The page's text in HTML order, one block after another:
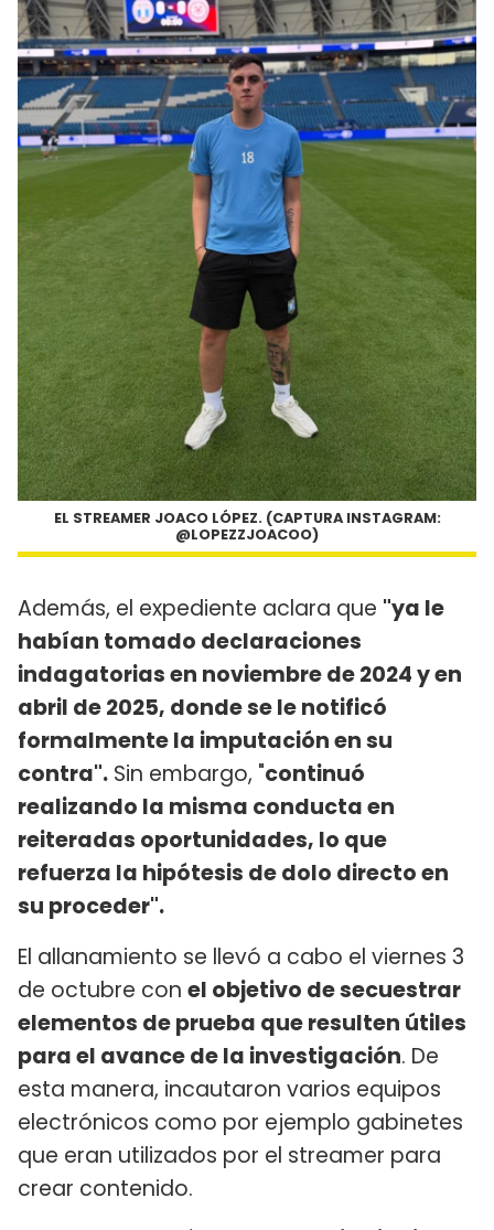
EL STREAMER JOACO LÓPEZ. (CAPTURA INSTAGRAM:
@LOPEZZJOACOO)
Además, el expediente aclara que "ya le
habían tomado declaraciones
indagatorias en noviembre de 2024 y en
abril de 2025, donde se le notificó
formalmente la imputación en su
contra". Sin embargo, "continuó
realizando la misma conducta en
reiteradas oportunidades, lo que
refuerza la hipótesis de dolo directo en
su proceder".
El allanamiento se llevó a cabo el viernes 3
de octubre con el objetivo de secuestrar
elementos de prueba que resulten útiles
para el avance de la investigación. De
esta manera, incautaron varios equipos
electrónicos como por ejemplo gabinetes
que eran utilizados por el streamer para
crear contenido.